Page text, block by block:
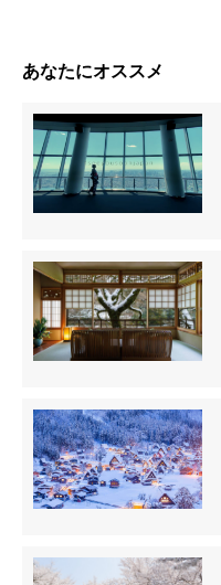
あなたにオススメ